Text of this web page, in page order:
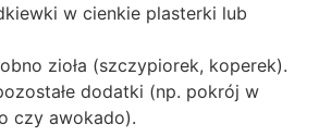
w cienkie plasterki lub
zioła (szczypiorek, koperek).
dodatki (np. pokrój w
czy awokado).